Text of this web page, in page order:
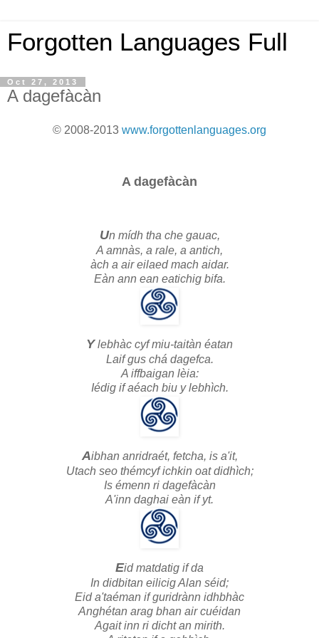
Forgotten Languages Full
Oct 27, 2013
A dagefàcàn
© 2008-2013 www.forgottenlanguages.org
A dagefàcàn
Un mídh tha che gauac,
A amnàs, a rale, a antich,
àch a air eilaed mach aidar.
Eàn ann ean eatichig bifa.
Ylebhàc cyf miu-taitàn éatan
Laif gus chá dagefca.
A iffbaigan lèia:
Iédig if aéach biu y lebhìch.
Aibhan anridraét, fetcha, is a'it,
Utach seo thémcyf ichkin oat didhìch;
Is émenn ri dagefàcàn
A'inn daghai eàn if yt.
Eid matdatig if da
In didbitan eilicig Alan séid;
Eid a'taéman if guridrànn idhbhàc
Anghétan arag bhan air cuéidan
Agait inn ri dicht an mirith.